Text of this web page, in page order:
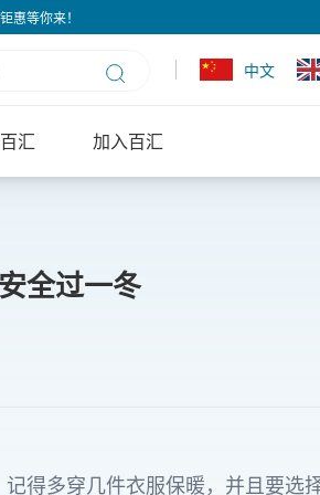
惠等你来！
中文
汇 加入百汇
全过一冬
得多穿几件衣服保暖，并且要选